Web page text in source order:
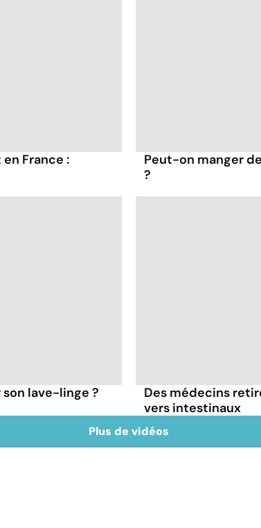
France :
Peut-on manger
?
lave-linge ?
Des médecins
vers intestinaux
Plus de vidéos